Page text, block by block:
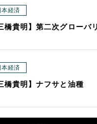
本経済
橋貴明】第二次グローバ
本経済
橋貴明】ナフサと油種